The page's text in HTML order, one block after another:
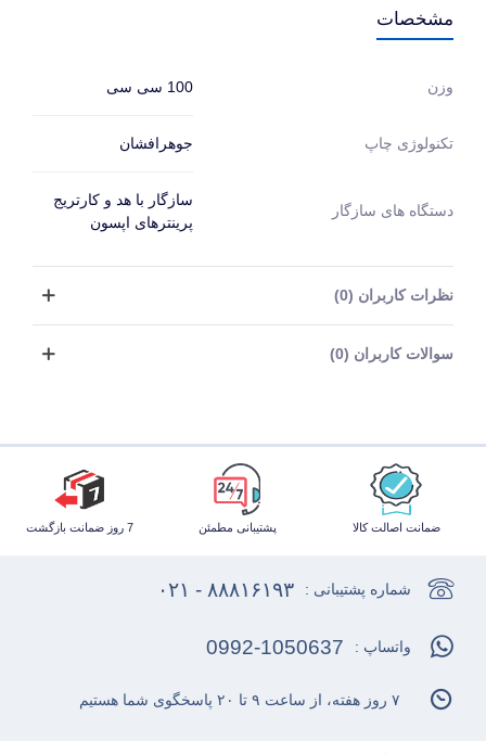
مشخصات
وزن 100 سی سی
تکنولوژی چاپ جوهرافشان
دستگاه های سازگار
سازگار با هد و کارتریج
پرینترهای اپسون
نظرات کاربران (0)
سوالات کاربران (0)
ضمانت اصالت کالا پشتیبانی مطمئن 7 روز ضمانت بازگشت
شماره پشتیبانی : ۸۸۸۱۶۱۹۳ - ۰۲۱
واتساپ : 0992-1050637
۷ روز هفته، از ساعت ۹ تا ۲۰ پاسخگوی شما هستیم